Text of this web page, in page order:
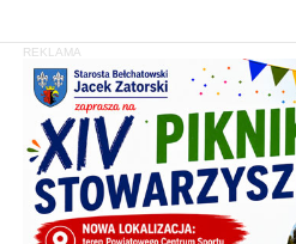
REKLAMA